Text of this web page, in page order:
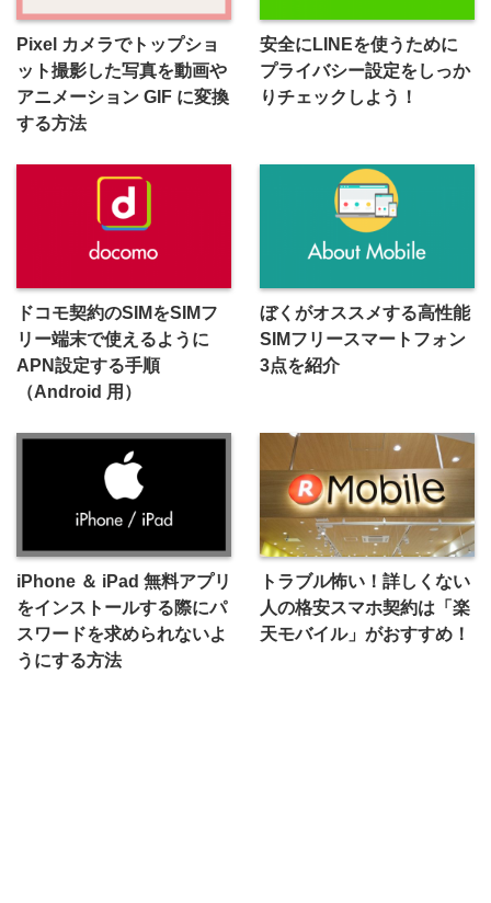
Pixel カメラでトップショ
ット撮影した写真を動画や
アニメーション GIF に変換
する方法
安全にLINEを使うために
プライバシー設定をしっか
りチェックしよう！
ドコモ契約のSIMをSIMフ
リー端末で使えるように
APN設定する手順
（Android 用）
ぼくがオススメする高性能
SIMフリースマートフォン
3点を紹介
iPhone ＆ iPad 無料アプリ
をインストールする際にパ
スワードを求められないよ
うにする方法
トラブル怖い！詳しくない
人の格安スマホ契約は「楽
天モバイル」がおすすめ！